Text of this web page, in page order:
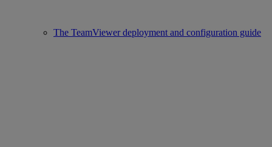
The TeamViewer deployment and configuration guide